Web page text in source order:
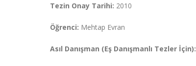
Tezin Onay Tarihi: 2010
Öğrenci: Mehtap Evran
Asıl Danışman (Eş Danışmanlı Tezler İçin):